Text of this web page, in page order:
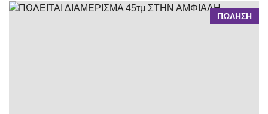
ΠΩΛΗΣΗ